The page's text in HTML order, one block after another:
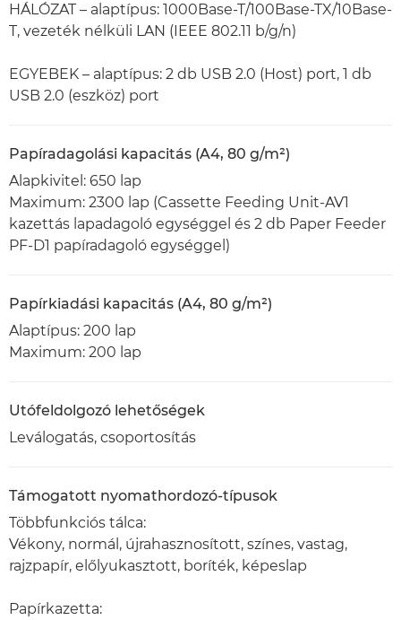
HÁLÓZAT – alaptípus: 1000Base-T/100Base-TX/10Base-
T, vezeték nélküli LAN (IEEE 802.11 b/g/n)
EGYEBEK – alaptípus: 2 db USB 2.0 (Host) port, 1 db
USB 2.0 (eszköz) port
Papíradagolási kapacitás (A4, 80 g/m²)
Alapkivitel: 650 lap
Maximum: 2300 lap (Cassette Feeding Unit-AV1
kazettás lapadagoló egységgel és 2 db Paper Feeder
PF-D1 papíradagoló egységgel)
Papírkiadási kapacitás (A4, 80 g/m²)
Alaptípus: 200 lap
Maximum: 200 lap
Utófeldolgozó lehetőségek
Leválogatás, csoportosítás
Támogatott nyomathordozó-típusok
Többfunkciós tálca:
Vékony, normál, újrahasznosított, színes, vastag,
rajzpapír, előlyukasztott, boríték, képeslap
Papírkazetta: